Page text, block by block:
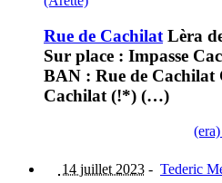
Rue de Cachilat Lèra
Sur place : Impasse
BAN : Rue de Cachilat
Cachilat (!*) (…)
14 juillet 2023 - Tederic